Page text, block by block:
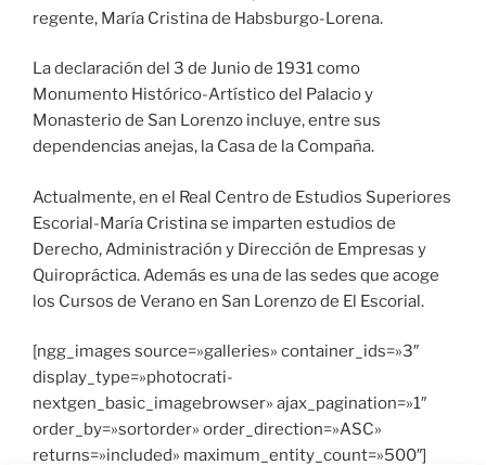
regente, María Cristina de Habsburgo-Lorena.
La declaración del 3 de Junio de 1931 como
Monumento Histórico-Artístico del Palacio y
Monasterio de San Lorenzo incluye, entre sus
dependencias anejas, la Casa de la Compaña.
Actualmente, en el Real Centro de Estudios Superiores
Escorial-María Cristina se imparten estudios de
Derecho, Administración y Dirección de Empresas y
Quiropráctica. Además es una de las sedes que acoge
los Cursos de Verano en San Lorenzo de El Escorial.
[ngg_images source=»galleries» container_ids=»3″
display_type=»photocrati-
nextgen_basic_imagebrowser» ajax_pagination=»1″
order_by=»sortorder» order_direction=»ASC»
returns=»included» maximum_entity_count=»500″]